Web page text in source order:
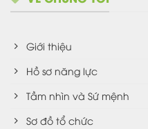
Giới thiệu
Hồ sơ năng lực
Tầm nhìn và Sứ mệnh
Sơ đồ tổ chức